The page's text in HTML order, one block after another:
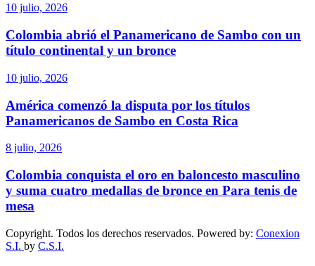
10 julio, 2026
Colombia abrió el Panamericano de Sambo con un
título continental y un bronce
10 julio, 2026
América comenzó la disputa por los títulos
Panamericanos de Sambo en Costa Rica
8 julio, 2026
Colombia conquista el oro en baloncesto masculino
y suma cuatro medallas de bronce en Para tenis de
mesa
Copyright. Todos los derechos reservados. Powered by: Conexion
S.I. by C.S.I.